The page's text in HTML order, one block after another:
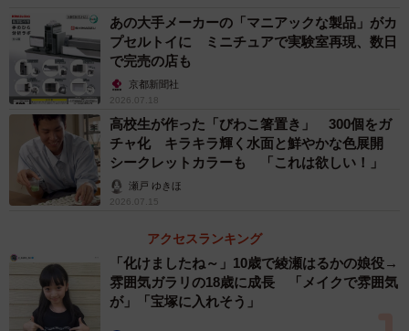
【ビフォー】僕のヒーローアカデミアのトガヒミコ（提供画像）
あの大手メーカーの「マニアックな製品」がカ
プセルトイに ミニチュアで実験室再現、数日
で完売の店も
京都新聞社
2026.07.18
高校生が作った「びわこ箸置き」 300個をガ
チャ化 キラキラ輝く水面と鮮やかな色展開
シークレットカラーも 「これは欲しい！」
瀬戸 ゆきほ
2026.07.15
アクセスランキング
「化けましたね～」10歳で綾瀬はるかの娘役→
雰囲気ガラリの18歳に成長 「メイクで雰囲気
が」「宝塚に入れそう」